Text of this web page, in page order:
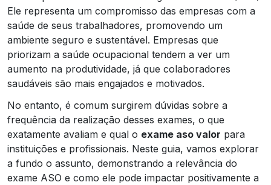
Ele representa um compromisso das empresas com a
saúde de seus trabalhadores, promovendo um
ambiente seguro e sustentável. Empresas que
priorizam a saúde ocupacional tendem a ver um
aumento na produtividade, já que colaboradores
saudáveis são mais engajados e motivados.
No entanto, é comum surgirem dúvidas sobre a
frequência da realização desses exames, o que
exatamente avaliam e qual o exame aso valor para
instituições e profissionais. Neste guia, vamos explorar
a fundo o assunto, demonstrando a relevância do
exame ASO e como ele pode impactar positivamente a